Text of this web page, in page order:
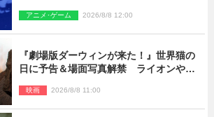
アニメ･ゲーム 2026/8/8 12:00
『劇場版ダーウィンが来た！』世界猫の
日に予告＆場面写真解禁 ライオンやマ
映画 2026/8/8 11:00